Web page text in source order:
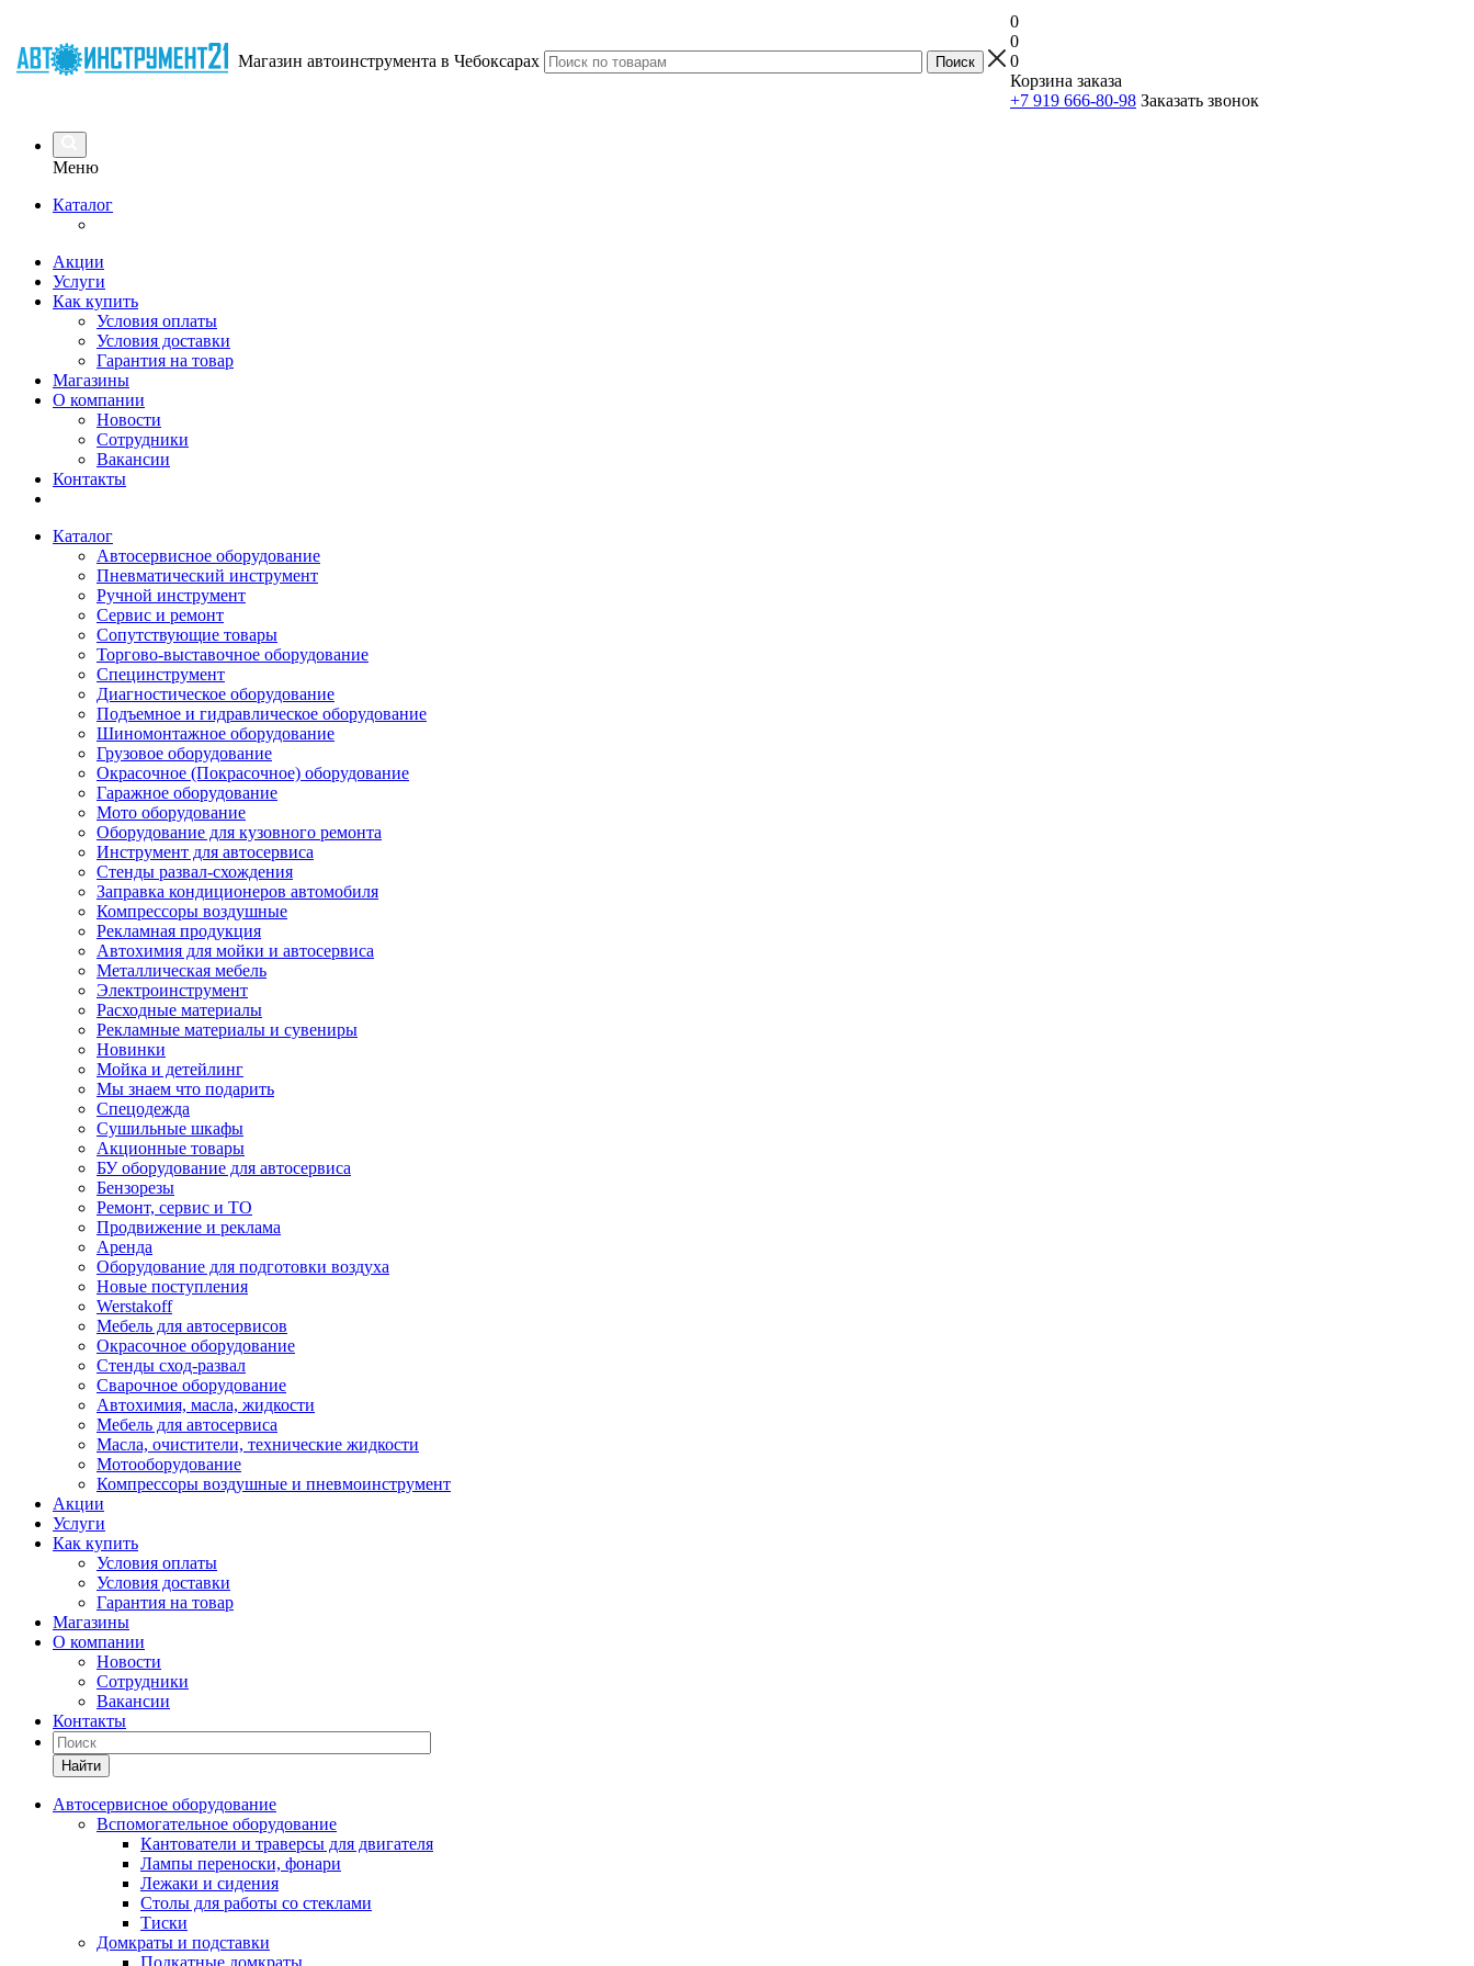
Магазин автоинструмента в Чебоксарах
0
0
0
Корзина заказа
+7 919 666-80-98 Заказать звонок
Меню
Каталог
Акции
Услуги
Как купить
Условия оплаты
Условия доставки
Гарантия на товар
Магазины
О компании
Новости
Сотрудники
Вакансии
Контакты
Каталог
Автосервисное оборудование
Пневматический инструмент
Ручной инструмент
Сервис и ремонт
Сопутствующие товары
Торгово-выставочное оборудование
Специнструмент
Диагностическое оборудование
Подъемное и гидравлическое оборудование
Шиномонтажное оборудование
Грузовое оборудование
Окрасочное (Покрасочное) оборудование
Гаражное оборудование
Мото оборудование
Оборудование для кузовного ремонта
Инструмент для автосервиса
Стенды развал-схождения
Заправка кондиционеров автомобиля
Компрессоры воздушные
Рекламная продукция
Автохимия для мойки и автосервиса
Металлическая мебель
Электроинструмент
Расходные материалы
Рекламные материалы и сувениры
Новинки
Мойка и детейлинг
Мы знаем что подарить
Спецодежда
Сушильные шкафы
Акционные товары
БУ оборудование для автосервиса
Бензорезы
Ремонт, сервис и ТО
Продвижение и реклама
Аренда
Оборудование для подготовки воздуха
Новые поступления
Werstakoff
Мебель для автосервисов
Окрасочное оборудование
Стенды сход-развал
Сварочное оборудование
Автохимия, масла, жидкости
Мебель для автосервиса
Масла, очистители, технические жидкости
Мотооборудование
Компрессоры воздушные и пневмоинструмент
Акции
Услуги
Как купить
Условия оплаты
Условия доставки
Гарантия на товар
Магазины
О компании
Новости
Сотрудники
Вакансии
Контакты
Найти
Автосервисное оборудование
Вспомогательное оборудование
Кантователи и траверсы для двигателя
Лампы переноски, фонари
Лежаки и сидения
Столы для работы со стеклами
Тиски
Домкраты и подставки
Подкатные домкраты